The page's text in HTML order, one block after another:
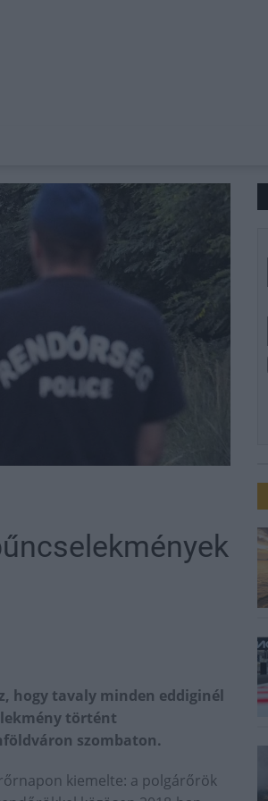
hogy tavaly minden eddiginél
történt
szombaton.
kiemelte: a polgárőrök